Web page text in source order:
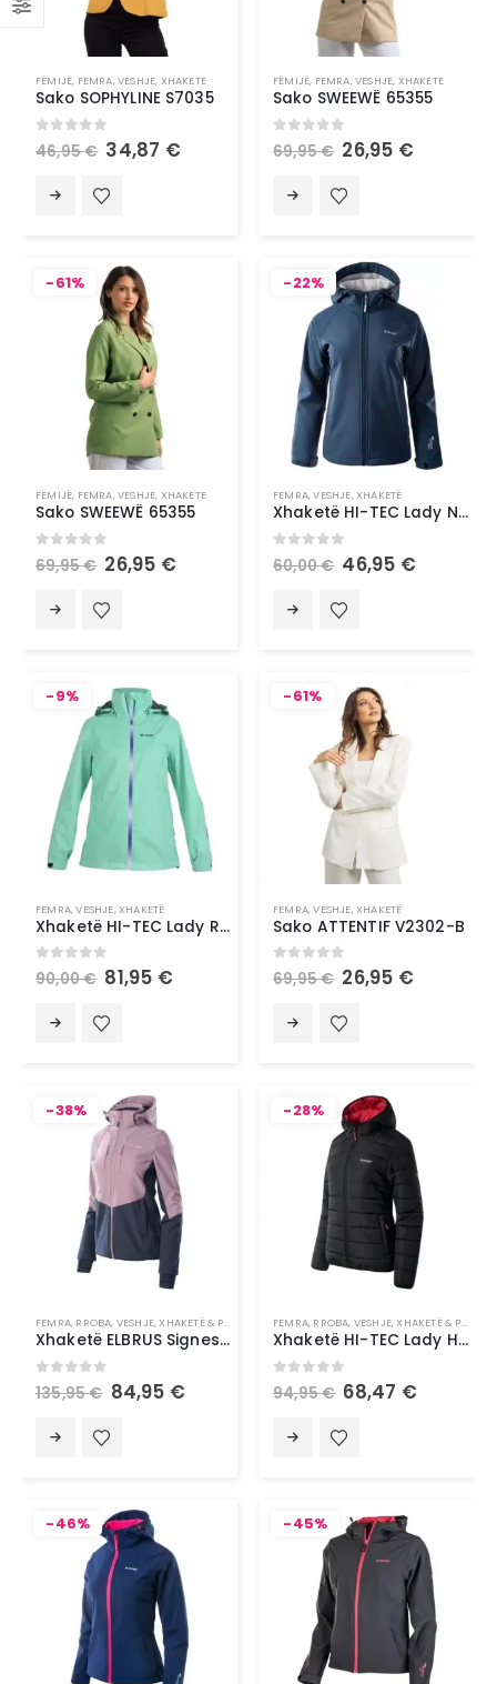
FËMIJË, FEMRA,VESHJE, XHAKETE
Sako SOPHYLINE S7035
0 out of 5
46,95€ 34,87 €
FËMIJË, FEMRA,VESHJE, XHAKETE
Sako SWEEWË 65355
0 out of 5
69,95€ 26,95 €
-61%
FËMIJË, FEMRA,VESHJE, XHAKETE
Sako SWEEWË 65355
out of 5
69,95€ 26,95 €
-22%
FEMRA,VESHJE,XHAKETË
Xhaketë HI-TEC Lady Narmo
out of 5
60,00€ 46,95 €
-9%
FEMRA,VESHJE,XHAKETË
Xhaketë HI-TEC Lady Rebekka
0 out of 5
90,00€ 81,95 €
-61%
FEMRA,VESHJE,XHAKETË
Sako ATTENTIF V2302-B
0 out of 5
69,95€ 26,95 €
-38%
FEMRA, RROBA, VESHJE,XHAKETË & PALLTO
Xhaketë ELBRUS Signes Wo’S
0out of 5
135,95€ 84,95 €
-28%
FEMRA, RROBA, VESHJE,XHAKETË & PALLTO
Xhaketë HI-TEC Lady Halden
0 out of 5
94,95€ 68,47 €
-46% -45%